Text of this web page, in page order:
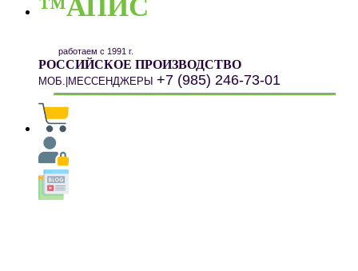
™АПИС
работаем с 1991 г.
РОССИЙСКОЕ ПРОИЗВОДСТВО
МОБ.|МЕССЕНДЖЕРЫ +7 (985) 246-73-01